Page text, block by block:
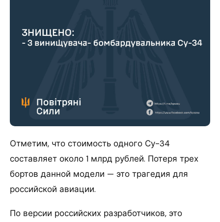
Отметим, что стоимость одного Су-34
составляет около 1 млрд рублей. Потеря трех
бортов данной модели — это трагедия для
российской авиации.
По версии российских разработчиков, это